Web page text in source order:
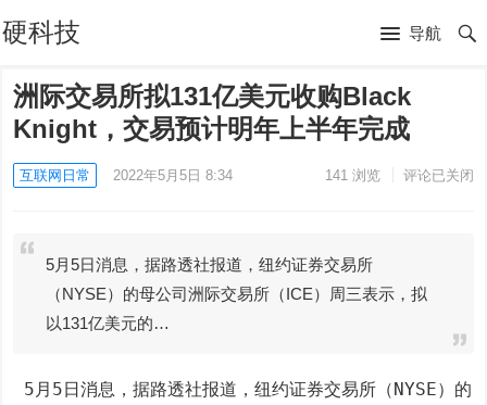
硬科技 导航
洲际交易所拟131亿美元收购Black
Knight，交易预计明年上半年完成
互联网日常 2022年5月5日 8:34 141浏览 评论已关闭
5月5日消息，据路透社报道，纽约证券交易所
（NYSE）的母公司洲际交易所（ICE）周三表示，拟
以131亿美元的…